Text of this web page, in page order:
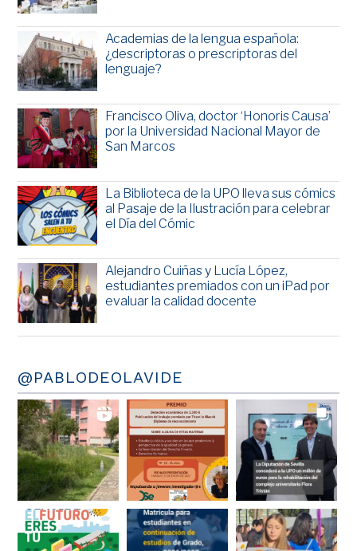
Academias de la lengua española:
¿descriptoras o prescriptoras del
lenguaje?
Francisco Oliva, doctor ‘Honoris Causa’
por la Universidad Nacional Mayor de
San Marcos
La Biblioteca de la UPO lleva sus cómics
al Pasaje de la Ilustración para celebrar
el Día del Cómic
Alejandro Cuiñas y Lucía López,
estudiantes premiados con un iPad por
evaluar la calidad docente
@PABLODEOLAVIDE